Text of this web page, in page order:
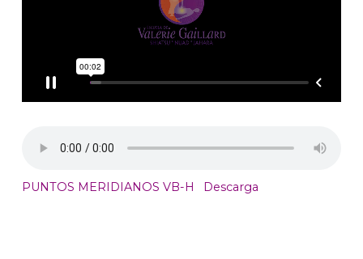
PUNTOS MERIDIANOS VB-H Descarga